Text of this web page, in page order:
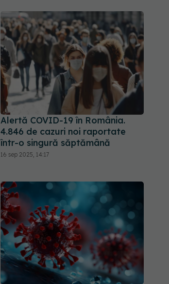
Alertă COVID-19 în România.
4.846 de cazuri noi raportate
într-o singură săptămână
16 sep 2025, 14:17